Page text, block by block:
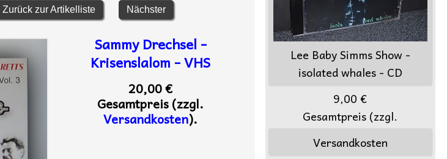
Zurück zur Artikelliste Nächster
Sammy Drechsel -
Krisenslalom - VHS
20,00 €
Gesamtpreis (zzgl.
Versandkosten).
Lee Baby Simms Show -
isolated whales - CD
9,00 €
Gesamtpreis (zzgl.
Versandkosten